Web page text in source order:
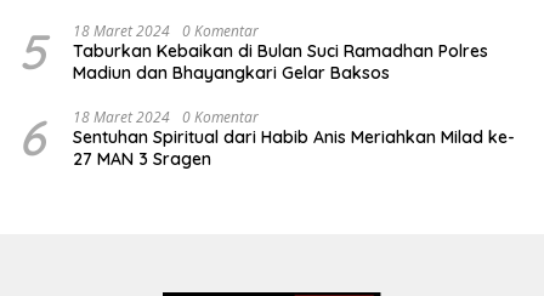
5 18 Maret 2024 0 Komentar
Taburkan Kebaikan di Bulan Suci Ramadhan Polres
Madiun dan Bhayangkari Gelar Baksos
6 18 Maret 2024 0 Komentar
Sentuhan Spiritual dari Habib Anis Meriahkan Milad ke-
27 MAN 3 Sragen